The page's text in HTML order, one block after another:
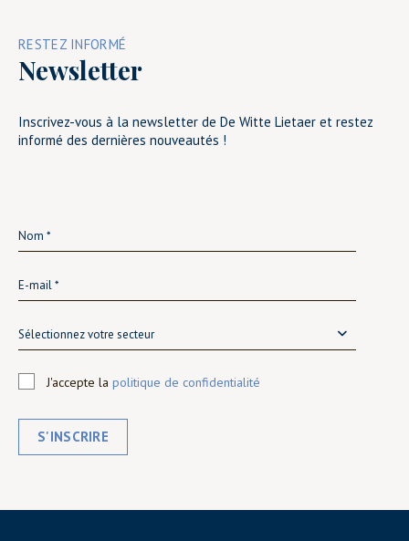
RESTEZ INFORMÉ
Newsletter
Inscrivez-vous à la newsletter de De Witte Lietaer et restez
informé des dernières nouveautés !
Sélectionnez votre secteur
J'accepte la politique de confidentialité
S'INSCRIRE